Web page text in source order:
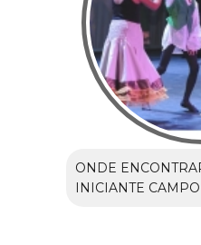
ONDE
INICIANTE